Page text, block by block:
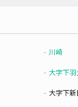
川崎
大字下
大字下